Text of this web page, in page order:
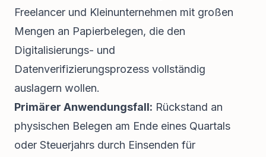
Freelancer und Kleinunternehmen mit großen
Mengen an Papierbelegen, die den
Digitalisierungs- und
Datenverifizierungsprozess vollständig
auslagern wollen.
Primärer Anwendungsfall: Rückstand an
physischen Belegen am Ende eines Quartals
oder Steuerjahrs durch Einsenden für